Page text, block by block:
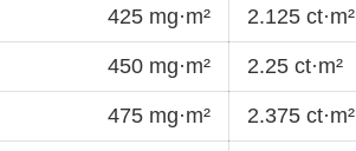
425 mg·m² 2.125 ct·m²
450 mg·m² 2.25 ct·m²
475 mg·m² 2.375 ct·m²